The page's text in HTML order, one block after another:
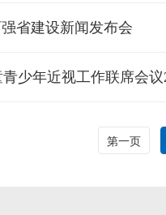
省建设新闻发布会
少年近视工作联席会议
第一页